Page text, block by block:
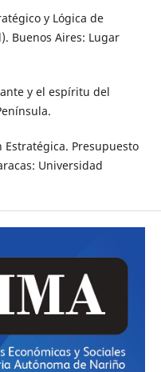
y Lógica de
Buenos Aires: Lugar
y el espíritu del
Estratégica. Presupuesto
Universidad